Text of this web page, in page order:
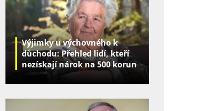
Výjimky u výchovného k
důchodu: Přehled lidí, kteří
nezískají nárok na 500 korun
za děti